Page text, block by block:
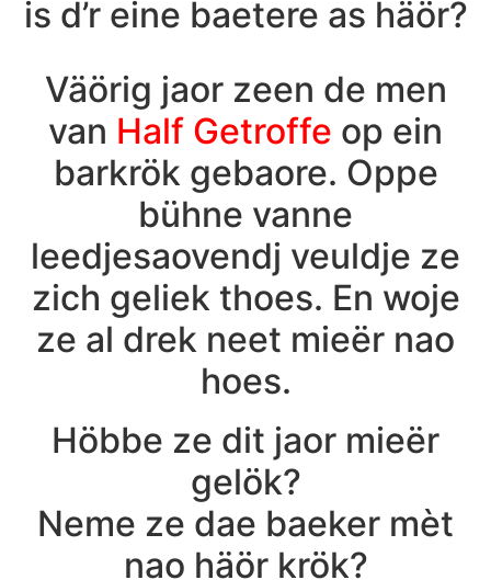
is d’r eine baetere as häör?
Väörig jaor zeen de men
van Half Getroffe op ein
barkrök gebaore. Oppe
bühne vanne
leedjesaovendj veuldje ze
zich geliek thoes. En woje
ze al drek neet mieër nao
hoes.
Höbbe ze dit jaor mieër
gelök?
Neme ze dae baeker mèt
nao häör krök?